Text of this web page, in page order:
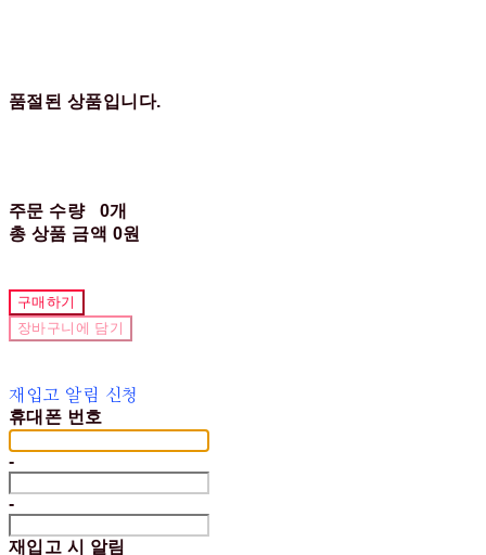
품절된 상품입니다.
주문 수량
0개
총 상품 금액 0원
구매하기
장바구니에 담기
재입고 알림 신청
휴대폰 번호
-
-
재입고 시 알림